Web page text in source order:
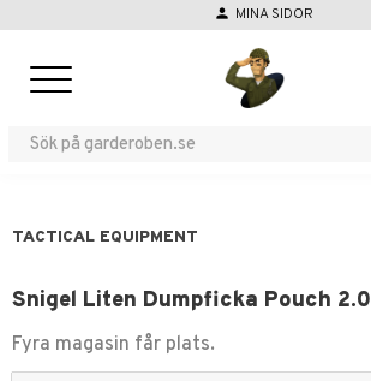
person MINA SIDOR
TACTICAL EQUIPMENT
Snigel Liten Dumpficka Pouch 2.0
Fyra magasin får plats.